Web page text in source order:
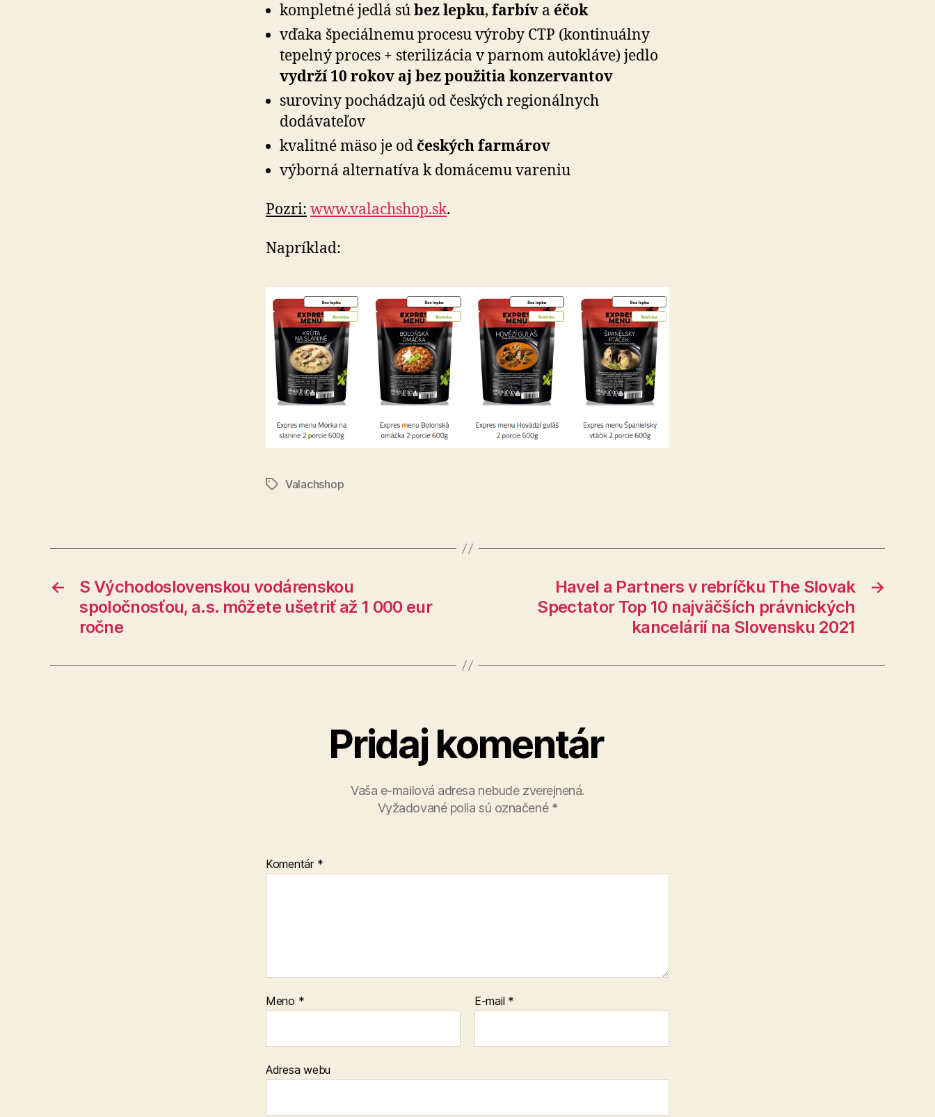
kompletné jedlá súbez lepku, farbív a éčok
vďaka špeciálnemu procesu výroby CTP (kontinuálny
tepelný proces + sterilizácia v parnom autokláve) jedlo
vydrží 10 rokov aj bez použitia konzervantov
suroviny pochádzajú od českých regionálnych
dodávateľov
kvalitné mäso je od českých farmárov
výborná alternatíva k domácemu vareniu
Pozri: www.valachshop.sk.
Napríklad:
ZnačkyValachshop
←
S Východoslovenskou vodárenskou
spoločnosťou, a.s. môžete ušetriť až 1 000 eur
ročne
→
Havel a Partners v rebríčku The Slovak
Spectator Top 10 najväčších právnických
kancelárií na Slovensku 2021
Pridaj komentár
Vaša e-mailová adresa nebude zverejnená.
Vyžadované polia sú označené *
Komentár *
Meno * E-mail *
Adresa webu